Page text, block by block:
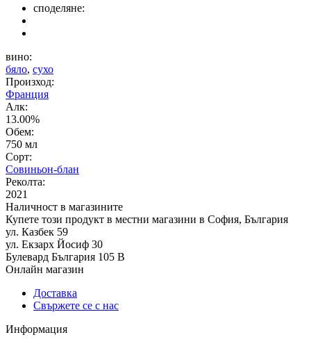
споделяне:
вино:
бяло, сухо
Произход:
Франция
Алк:
13.00%
Обем:
750 мл
Сорт:
Совиньон-блан
Реколта:
2021
Наличност в магазините
Купете този продукт в местни магазини в София, България
ул. Казбек 59
ул. Екзарх Йосиф 30
Булевард България 105 В
Онлайн магазин
Доставка
Свържете се с нас
Информация